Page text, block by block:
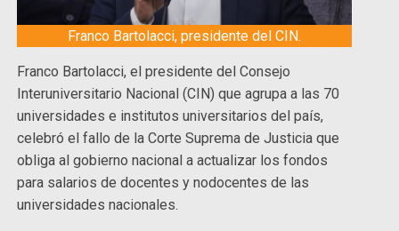
Franco Bartolacci, presidente del CIN.
Franco Bartolacci, el presidente del Consejo
Interuniversitario Nacional (CIN) que agrupa a las 70
universidades e institutos universitarios del país,
celebró el fallo de la Corte Suprema de Justicia que
obliga al gobierno nacional a actualizar los fondos
para salarios de docentes y nodocentes de las
universidades nacionales.